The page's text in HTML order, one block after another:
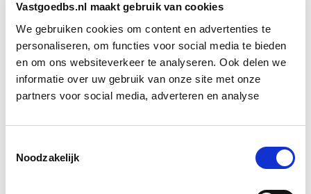
Vastgoedbs.nl maakt gebruik van cookies
We gebruiken cookies om content en advertenties te
personaliseren, om functies voor social media te bieden
en om ons websiteverkeer te analyseren. Ook delen we
informatie over uw gebruik van onze site met onze
partners voor social media, adverteren en analyse
Noodzakelijk
Boomstra erkent wel dat Warande juridisch gezien
Kraaijbeek ‘om niet’ in handen heeft gekregen en dat
de opbrengst van de verkoop straks vrij besteedbaar
zal zijn.
eigenaar wordt, blijft voorlopig onduidelijk. Wel is
zeker dat de bewoners van Kraaijbeek hun strijd
voorlopig nog niet zullen opgeven.